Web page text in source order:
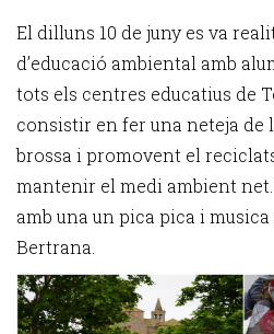
El dilluns 10 de juny es va
d’educació ambiental amb
tots els centres educatius de
consistir en fer una neteja de
brossa i promovent el
mantenir el medi ambient
amb una un pica pica i
Bertrana.